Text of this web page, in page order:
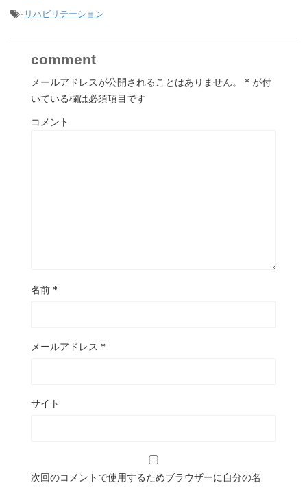
- リハビリテーション
comment
メールアドレスが公開されることはありません。 * が付
いている欄は必須項目です
コメント
名前 *
メールアドレス *
サイト
次回のコメントで使用するためブラウザーに自分の名